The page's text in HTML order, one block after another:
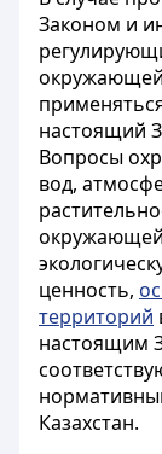
Законом и
окружающей
настоящий
Вопросы
вод,
ценность,
территорий
настоящим
Казахстан.